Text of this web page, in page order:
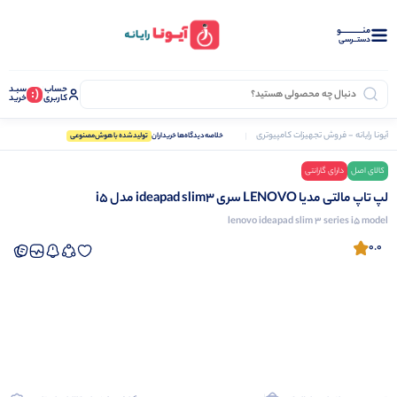
منــــــــــــو
دستــرسی
حساب
کاربری (: سبـد
خرید
آیونا رایانه - فروش تجهیزات کامپیوتری لپ تاپ لپ تاپ مالتی مدیا LENOVO سری ideapad slim3 مدل i5
خلاصه‌دیدگاه‌ها خریداران تولید‌شده با هوش‌مصنوعی
کالای اصل دارای گارانتی
لپ تاپ مالتی مدیا LENOVO سری ideapad slim3 مدل i5
lenovo ideapad slim 3 series i5 model
0.0